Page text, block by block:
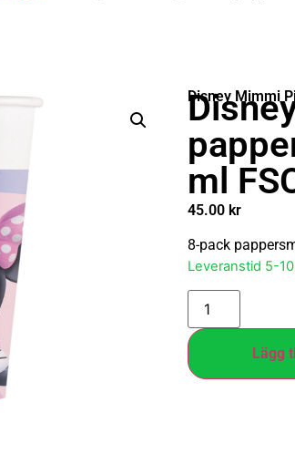
Disney Mimmi
ml
45.00 kr
8-pack
Leveranstid 5-
Lägg